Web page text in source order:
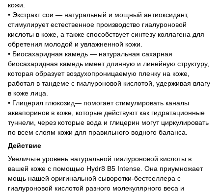
кожи.
• Экстракт сои — натуральный и мощный антиоксидант,
стимулирует естественное производство гиалуроновой
кислоты в коже, а также способствует синтезу коллагена для
обретения молодой и увлажненной кожи.
• Биосахаридная камедь — натуральная сахарная
биосахаридная камедь имеет длинную и линейную структуру,
которая образует воздухопроницаемую пленку на коже,
работая в тандеме с гиалуроновой кислотой, удерживая влагу
в коже лица.
• Глицерил глюкозид— помогает стимулировать каналы
аквапоринов в коже, которые действуют как гидратационные
туннели, через которые вода и глицерин могут циркулировать
по всем слоям кожи для правильного водного баланса.
Действие
Увеличьте уровень натуральной гиалуроновой кислоты в
вашей коже с помощью Hydr8 B5 Intense. Она приумножает
мощь нашей оригинальной сыворотки-бестселлера с
гиалуроновой кислотой разного молекулярного веса и